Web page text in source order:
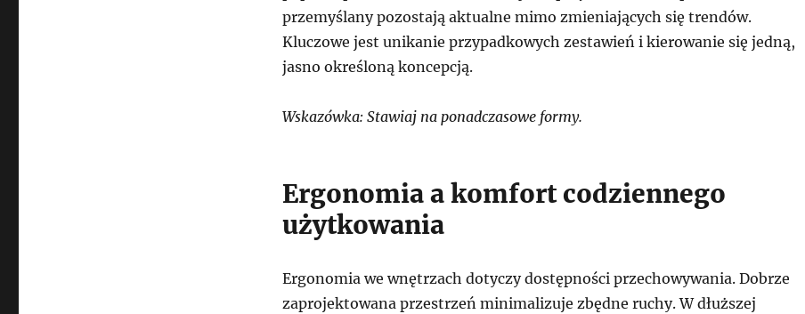
przemyślany pozostają aktualne mimo zmieniających się trendów.
Kluczowe jest unikanie przypadkowych zestawień i kierowanie się jedną,
jasno określoną koncepcją.
Wskazówka: Stawiaj na ponadczasowe formy.
Ergonomia a komfort codziennego
użytkowania
Ergonomia we wnętrzach dotyczy dostępności przechowywania. Dobrze
zaprojektowana przestrzeń minimalizuje zbędne ruchy. W dłuższej